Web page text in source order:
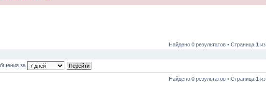
Найдено 0 результатов • Страница 1 из
за
Найдено 0 результатов • Страница 1 из